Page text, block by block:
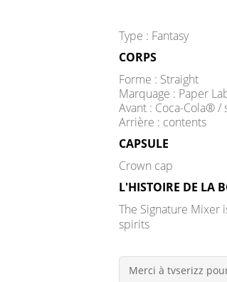
Type : Fantasy
CORPS
Forme : Straight
Marquage : Paper
Avant : Coca-Cola®
Arrière : contents
CAPSULE
Crown cap
L'HISTOIRE DE LA
The Signature
spirits
Merci à tvserizz